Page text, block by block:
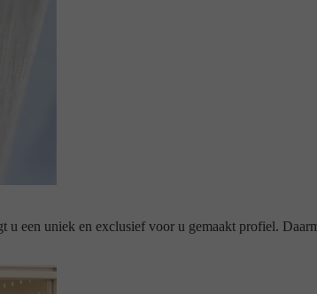
een uniek en exclusief voor u gemaakt profiel.